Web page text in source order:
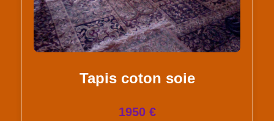
Tapis coton soie
1950 €